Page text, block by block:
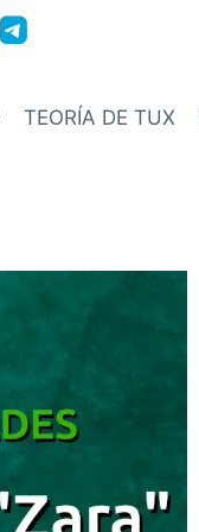
TEORÍA DE TUX